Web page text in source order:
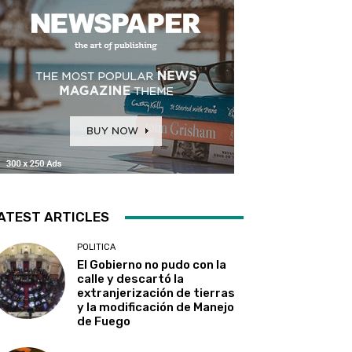
ARTICLES
POLITICA
El Gobierno no pudo con la
calle y descartó la
extranjerización de tierras
y la modificación de Manejo
de Fuego